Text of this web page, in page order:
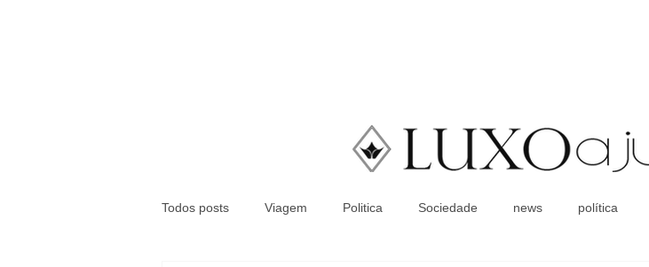
Coluna Social
Todos posts Viagem Politica Sociedade news política